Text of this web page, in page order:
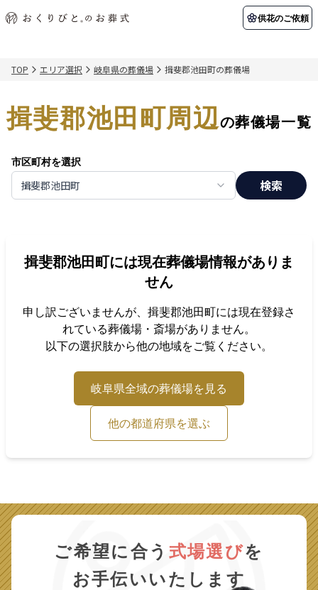
供花のご依頼
初めての方へ 納棺の儀とは？
アフターサポート
会社概要 店舗用地募集
関東エリア
千葉県
北海道エリア
ご葬儀事例 お客様の声
葬儀の知識 供花のご依頼
TOP エリア選択 岐阜県の葬儀場 揖斐郡池田町の葬儀場
揖斐郡池田町周辺の葬儀場一覧
市区町村を選択
揖斐郡池田町 検索
揖斐郡池田町には現在葬儀場情報がありま
せん
申し訳ございませんが、 揖斐郡池田町には現在登録さ
れている葬儀場・斎場がありません。
以下の選択肢から他の地域をご覧ください。
岐阜県全域の葬儀場を見る
他の都道府県を選ぶ
ご希望に合う 式場選びを
お手伝いいたします